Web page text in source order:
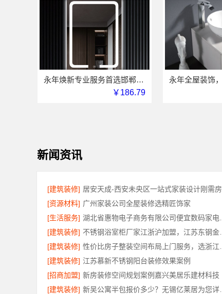
永年焕新专业服务首选邯郸至臻全宅新材料有限公司
￥186.79
新闻资讯
[建筑装修] 居安天成-西安未央区一站式家装设计刚需房
[资源材料] 广州家装公司全屋装修选精匠饰家
[生活服务]
[建筑装修]
[建筑装修]
[建筑装修] 江苏慕新不锈钢阳台装修效果案例
[招商加盟] 新房装修空间规划案例嘉兴美居乐建材科技
[建筑装修]